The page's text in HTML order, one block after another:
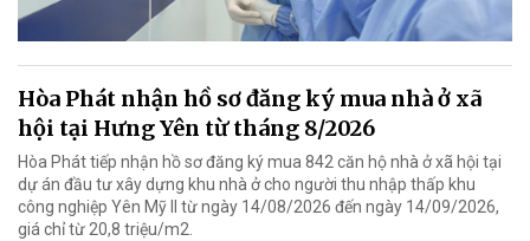
Hòa Phát nhận hồ sơ đăng ký mua nhà ở xã
hội tại Hưng Yên từ tháng 8/2026
Hòa Phát tiếp nhận hồ sơ đăng ký mua 842 căn hộ nhà ở xã hội tại
dự án đầu tư xây dựng khu nhà ở cho người thu nhập thấp khu
công nghiệp Yên Mỹ II từ ngày 14/08/2026 đến ngày 14/09/2026,
giá chỉ từ 20,8 triệu/m2.